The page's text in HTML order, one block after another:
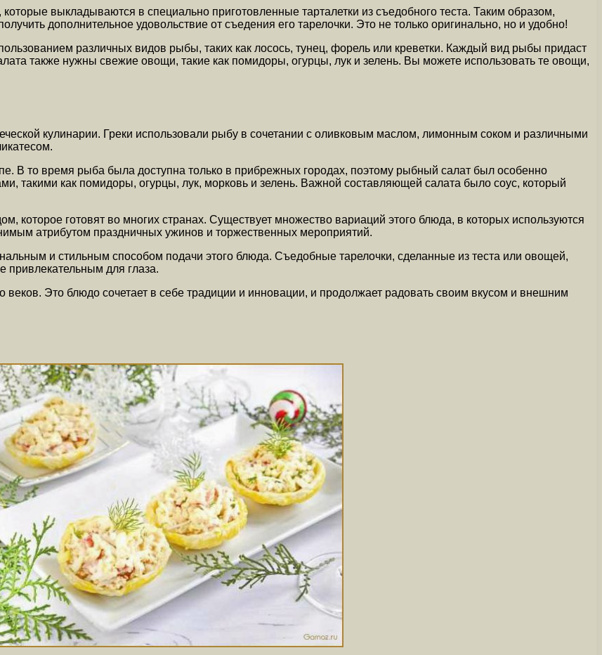
выкладываются в специально приготовленные тарталетки из съедобного теста. Таким образом,
дополнительное удовольствие от съедения его тарелочки. Это не только оригинально, но и удобно!
различных видов рыбы, таких как лосось, тунец, форель или креветки. Каждый вид рыбы придаст
также нужны свежие овощи, такие как помидоры, огурцы, лук и зелень. Вы можете использовать те овощи,
кулинарии. Греки использовали рыбу в сочетании с оливковым маслом, лимонным соком и различными
В то время рыба была доступна только в прибрежных городах, поэтому рыбный салат был особенно
такими как помидоры, огурцы, лук, морковь и зелень. Важной составляющей салата было соус, который
готовят во многих странах. Существует множество вариаций этого блюда, в которых используются
атрибутом праздничных ужинов и торжественных мероприятий.
и стильным способом подачи этого блюда. Съедобные тарелочки, сделанные из теста или овощей,
привлекательным для глаза.
Это блюдо сочетает в себе традиции и инновации, и продолжает радовать своим вкусом и внешним